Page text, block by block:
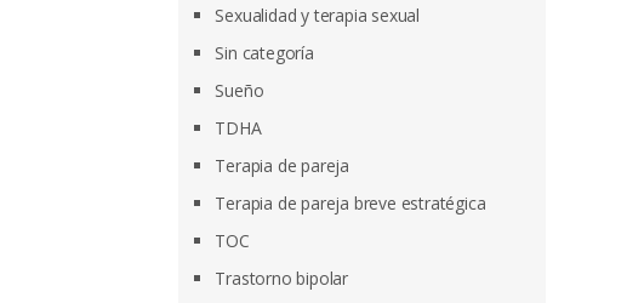
Sexualidad y terapia sexual
Sin categoría
Sueño
TDHA
Terapia de pareja
Terapia de pareja breve estratégica
TOC
Trastorno bipolar